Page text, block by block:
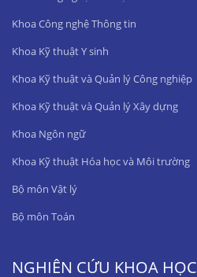
Khoa Công nghệ Thông tin
Khoa Kỹ thuật Y sinh
Khoa Kỹ thuật và Quản lý Công nghiệp
Khoa Kỹ thuật và Quản lý Xây dựng
Khoa Ngôn ngữ
Khoa Kỹ thuật Hóa học và Môi trường
Bộ môn Vật lý
Bộ môn Toán
NGHIÊN CỨU KHOA HỌC